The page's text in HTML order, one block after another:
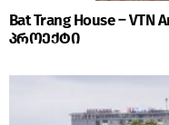
Bat Trang House –
პროექტი